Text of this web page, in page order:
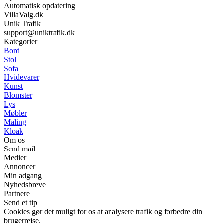
Automatisk opdatering
VillaValg.dk
Unik Trafik
support@uniktrafik.dk
Kategorier
Bord
Stol
Sofa
Hvidevarer
Kunst
Blomster
Lys
Møbler
Maling
Kloak
Om os
Send mail
Medier
Annoncer
Min adgang
Nyhedsbreve
Partnere
Send et tip
Cookies gør det muligt for os at analysere trafik og forbedre din
brugerrejse.